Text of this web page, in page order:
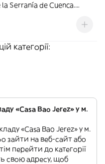
Serranía de Cuenca.
категорії:
«Casa Bao Jerez» у м.
«Casa Bao Jerez» у м.
зайти на веб-сайт або
перейти до категорії
свою адресу, щоб